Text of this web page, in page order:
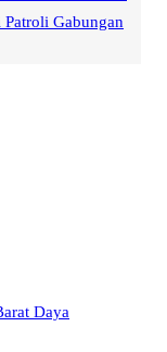
Gabungan